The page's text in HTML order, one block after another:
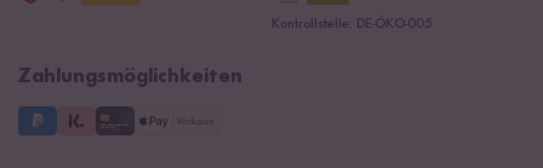
3 Jahre Garantie
Kontrollstelle: DE-ÖKO-005
Zahlungsmöglichkeiten